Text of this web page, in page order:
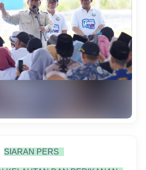
SIARAN PERS